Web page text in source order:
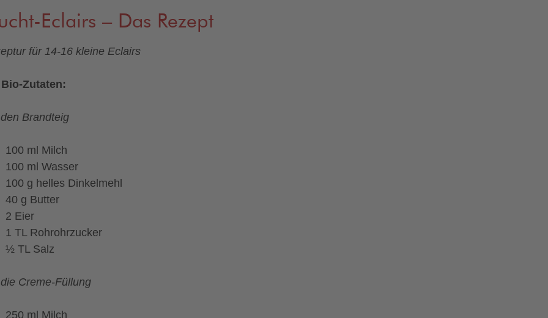
Eclairs – Das Rezept
für 14-16 kleine Eclairs
Zutaten:
Brandteig
100 ml Milch
100 ml Wasser
100 g helles Dinkelmehl
40 g Butter
2 Eier
1 TL Rohrohrzucker
½ TL Salz
Creme-Füllung
250 ml Milch